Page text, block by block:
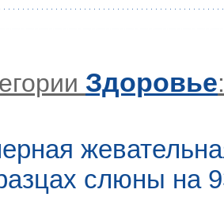
Здоровье:
слюны на